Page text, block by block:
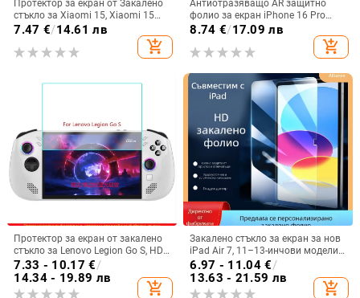
Протектор за екран от Закалено
стъкло за Xiaomi 15, Xiaomi 15
Pro и Redmi K70 Ultra –
антиотпечатък, HD пълен екран
7.47 €/14.61 лв
add_shopping_cart
Антиотразяващо AR защитно
фолио за екран iPhone 16 Pro
Max
8.74 €/17.09 лв
add_shopping_cart
Протектор за екран от закалено
стъкло за Lenovo Legion Go S, HD,
анти‑синя светлина, с извит ръб
7.33 - 10.17 €/
14.34 - 19.89 лв
add_shopping_cart
Закалено стъкло за екран за нов
iPad Air 7, 11–13-инчови модели
и iPad 10
6.97 - 11.04€/
13.63 - 21.59 лв
add_shopping_cart